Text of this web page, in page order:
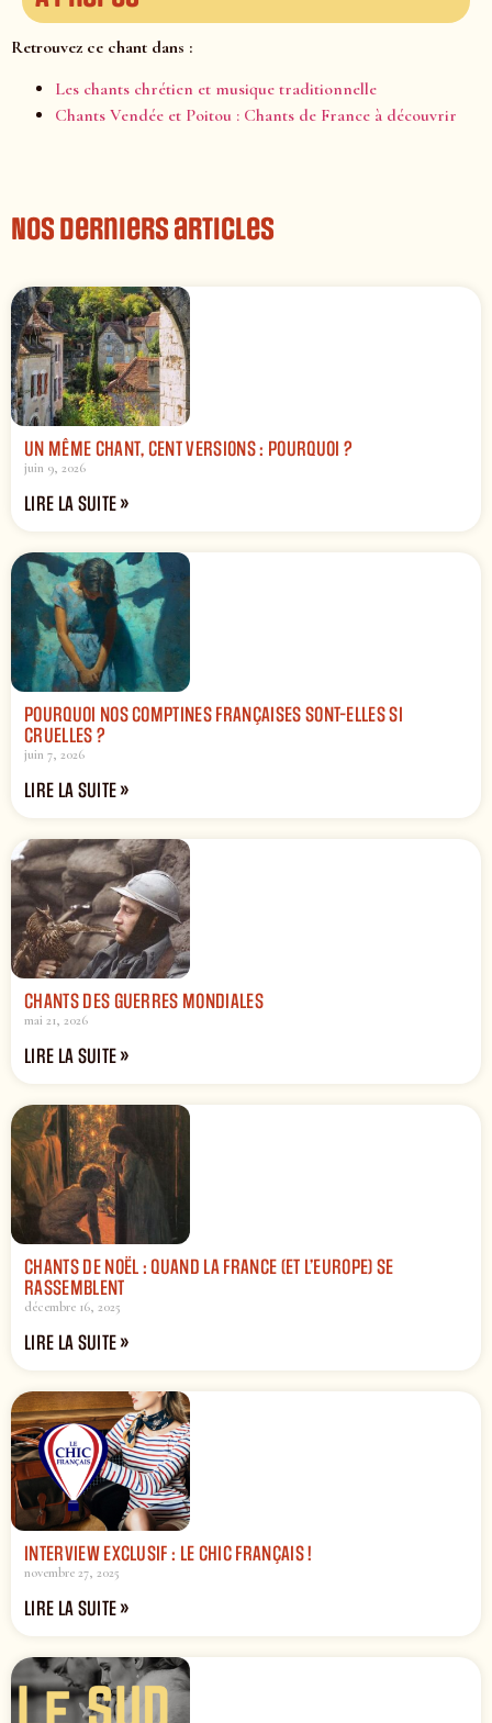
Retrouvez ce chant dans :
Les chants chrétien et musique traditionnelle
Chants Vendée et Poitou : Chants de France à découvrir
Nos derniers articles
UN MÊME CHANT, CENT VERSIONS : POURQUOI ?
juin 9, 2026
LIRE LA SUITE »
POURQUOI NOS COMPTINES FRANÇAISES SONT-ELLES SI
CRUELLES ?
juin 7, 2026
LIRE LA SUITE »
CHANTS DES GUERRES MONDIALES
mai 21, 2026
LIRE LA SUITE »
CHANTS DE NOËL : QUAND LA FRANCE (ET L’EUROPE) SE
RASSEMBLENT
décembre 16, 2025
LIRE LA SUITE »
INTERVIEW EXCLUSIF : LE CHIC FRANÇAIS !
novembre 27, 2025
LIRE LA SUITE »